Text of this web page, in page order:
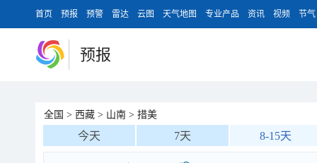
首页 预报 预警 雷达 云图 天气地图 专业产品 资讯 视频 节气
预报
全国 > 西藏 > 山南 > 措美
今天 7天 8-15天